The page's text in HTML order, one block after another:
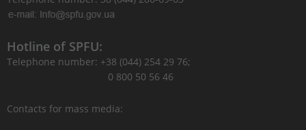
Hotline of SPFU:
Telephone number: +38 (044) 254 29 76;
0 800 50 56 46
Contacts for mass media: